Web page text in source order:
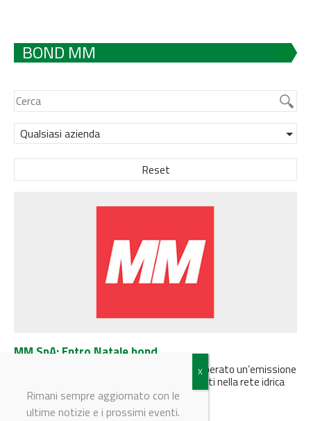
BOND MM
Qualsiasi azienda
Reset
MM SpA: Entro Natale bond
Milano, 21 dicembre 2016 – MM SpA ha deliberato un’emissione
obbligazionaria per finanziare gli investimenti nella rete idrica
della città....
Rimani sempre aggiornato con le
ultime notizie e i prossimi eventi.